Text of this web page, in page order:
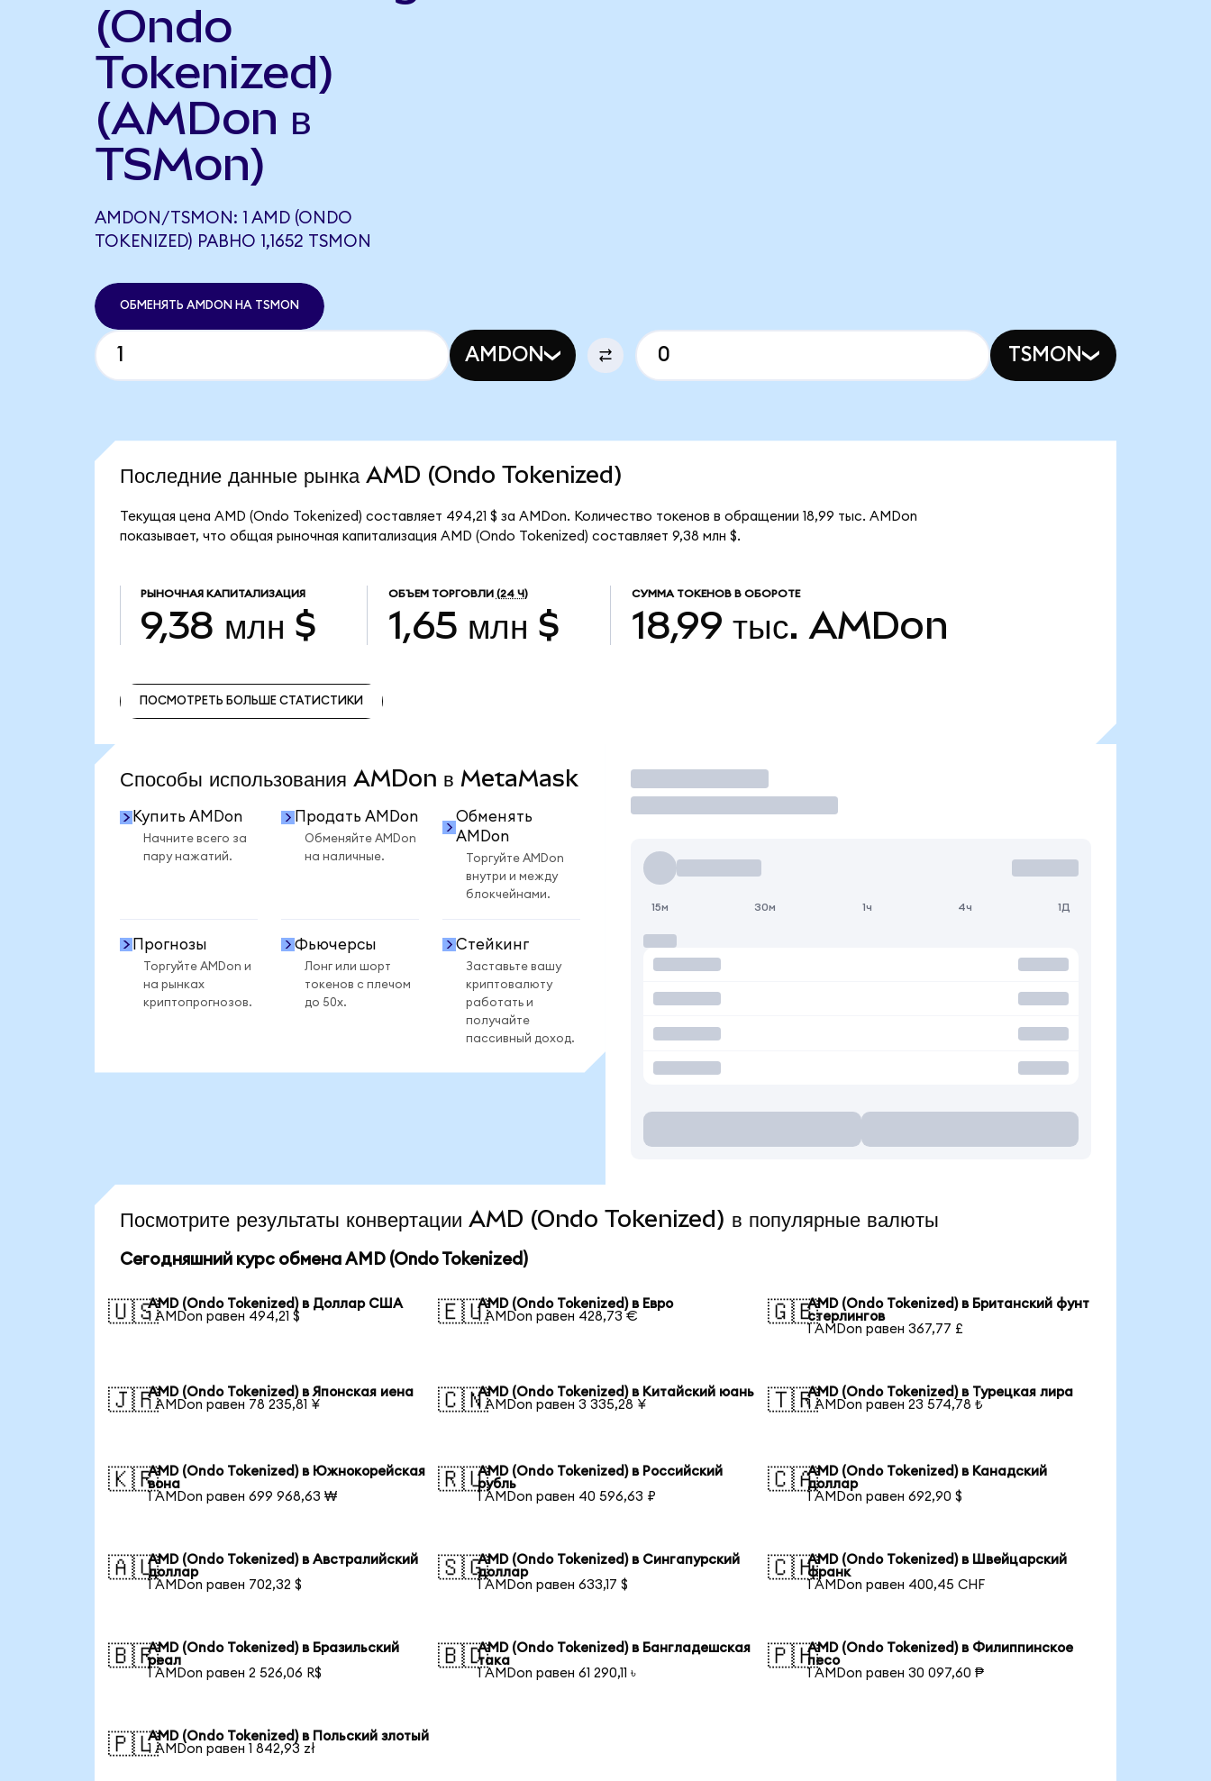
(Ondo
Tokenized)
(AMDon в
TSMon)
AMDON/TSMON: 1 AMD (ONDO
TOKENIZED) РАВНО 1,1652 TSMON
ОБМЕНЯТЬ AMDON НА TSMON
AMDON TSMON
Последние данные рынка AMD (Ondo Tokenized)
Текущая цена AMD (Ondo Tokenized) составляет 494,21 $ за AMDon. Количество токенов в обращении 18,99 тыс. AMDon
показывает, что общая рыночная капитализация AMD (Ondo Tokenized) составляет 9,38 млн $.
РЫНОЧНАЯ КАПИТАЛИЗАЦИЯ
9,38 млн $
ОБЪЕМ ТОРГОВЛИ (24 Ч)
1,65 млн $
СУММА ТОКЕНОВ В ОБОРОТЕ
18,99 тыс. AMDon
ПОСМОТРЕТЬ БОЛЬШЕ СТАТИСТИКИ
Способы использования AMDon в MetaMask
Купить AMDon
Начните всего за
пару нажатий.
Продать AMDon
Обменяйте AMDon
на наличные.
Обменять
AMDon
Торгуйте AMDon
внутри и между
блокчейнами.
Прогнозы
Торгуйте AMDon и
на рынках
криптопрогнозов.
Фьючерсы
Лонг или шорт
токенов с плечом
до 50x.
Стейкинг
Заставьте вашу
криптовалюту
работать и
получайте
пассивный доход.
Торговать
15м 30м 1ч 4ч 1Д
Посмотрите результаты конвертации AMD (Ondo Tokenized) в популярные валюты
Сегодняшний курс обмена AMD (Ondo Tokenized)
🇺🇸AMD (Ondo Tokenized) в Доллар США
1 AMDon равен 494,21 $
🇪🇺AMD (Ondo Tokenized) в Евро
1 AMDon равен 428,73 €
🇬🇧AMD (Ondo Tokenized) в Британский фунт
стерлингов
1 AMDon равен 367,77 £
🇯🇵AMD (Ondo Tokenized) в Японская иена
1 AMDon равен 78 235,81 ¥
🇨🇳AMD (Ondo Tokenized) в Китайский юань
1 AMDon равен 3 335,28 ¥
🇹🇷AMD (Ondo Tokenized) в Турецкая лира
1 AMDon равен 23 574,78 ₺
🇰🇷AMD (Ondo Tokenized) в Южнокорейская
вона
1 AMDon равен 699 968,63 ₩
🇷🇺AMD (Ondo Tokenized) в Российский
рубль
1 AMDon равен 40 596,63 ₽
🇨🇦AMD (Ondo Tokenized) в Канадский
доллар
1 AMDon равен 692,90 $
🇦🇺AMD (Ondo Tokenized) в Австралийский
доллар
1 AMDon равен 702,32 $
🇸🇬AMD (Ondo Tokenized) в Сингапурский
доллар
1 AMDon равен 633,17 $
🇨🇭AMD (Ondo Tokenized) в Швейцарский
франк
1 AMDon равен 400,45 CHF
🇧🇷AMD (Ondo Tokenized) в Бразильский
реал
1 AMDon равен 2 526,06 R$
🇧🇩AMD (Ondo Tokenized) в Бангладешская
така
1 AMDon равен 61 290,11 ৳
🇵🇭AMD (Ondo Tokenized) в Филиппинское
песо
1 AMDon равен 30 097,60 ₱
🇵🇱AMD (Ondo Tokenized) в Польский злотый
1 AMDon равен 1 842,93 zł